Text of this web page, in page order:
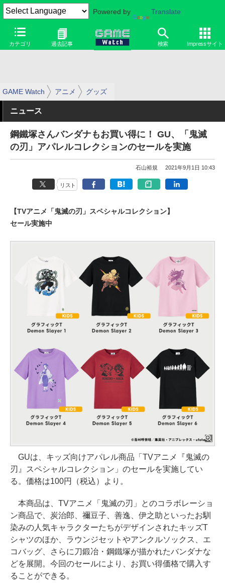
Powered by Translate
カテゴリ 過去記事 検索 Impressサイト
GAME Watch アニメ グッズ
ニュース
鋼鐵塚さんバンダナもお買い得に！ GU、「鬼滅
の刃」アパレルコレクションのセールを実施
石山裕規 2021年9月1日 10:43
リスト
【TVアニメ「鬼滅の刃」スペシャルコレクション】
セール実施中
GUは、キッズ向けアパレル商品「TVアニメ『鬼滅の
刃』スペシャルコレクション」のセールを実施してい
る。価格は100円（税込）より。
本商品は、TVアニメ「鬼滅の刃」とのコラボレーショ
ン商品で、炭治郎、禰豆子、善逸、伊之助といったお馴
染みの人気キャラクターたちがデザインされたキッズT
シャツのほか、ラウンジセットやアンクルソックス、エ
コバッグ、さらに刀鍛冶・鋼鐵塚が描かれたバンダナな
どを展開。今回のセールにより、お買い得価格で購入す
ることができる。